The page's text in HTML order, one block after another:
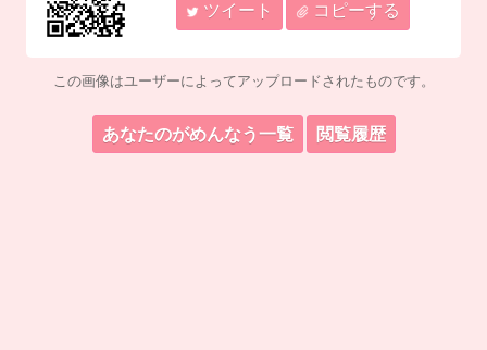
ツイート コピーする
この画像はユーザーによってアップロードされたものです。
あなたのがめんなう一覧 閲覧履歴